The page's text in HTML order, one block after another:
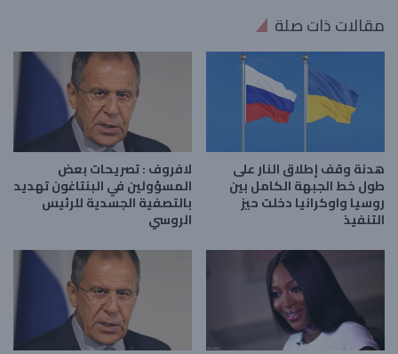
مقالات ذات صلة
هدنة وقف إطلاق النار على
طول خط الجبهة الكامل بين
روسيا واوكرانيا دخلت حيز
التنفيذ
لافروف : تصريحات بعض
المسؤولين في البنتاغون تهديد
بالتصفية الجسدية للرئيس
الروسي